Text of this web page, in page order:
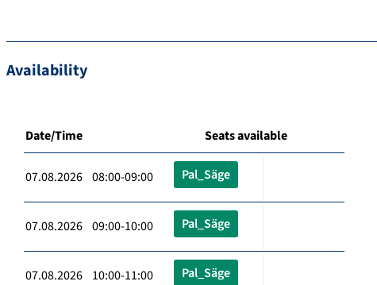
Availability
Date/Time Seats available
07.08.2026 08:00-09:00 Pal_Säge
07.08.2026 09:00-10:00 Pal_Säge
07.08.2026 10:00-11:00 Pal_Säge